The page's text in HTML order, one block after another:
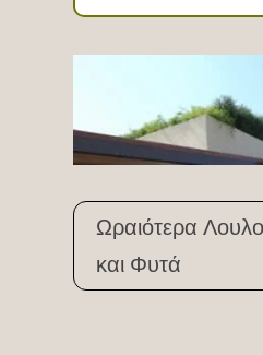
Ωραιότερα
και Φυτά